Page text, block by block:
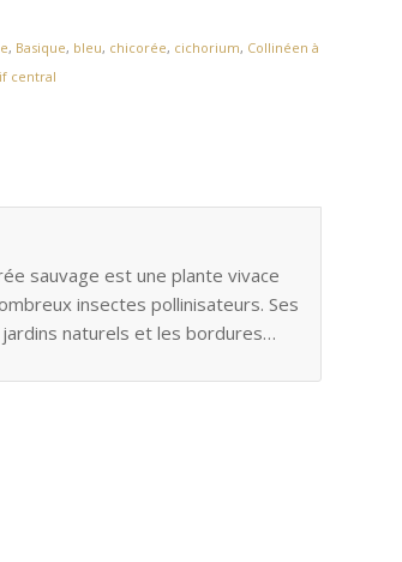
, Basique, bleu, chicorée, cichorium, Collinéen à
central
sauvage est une plante vivace
insectes pollinisateurs. Ses
naturels et les bordures…